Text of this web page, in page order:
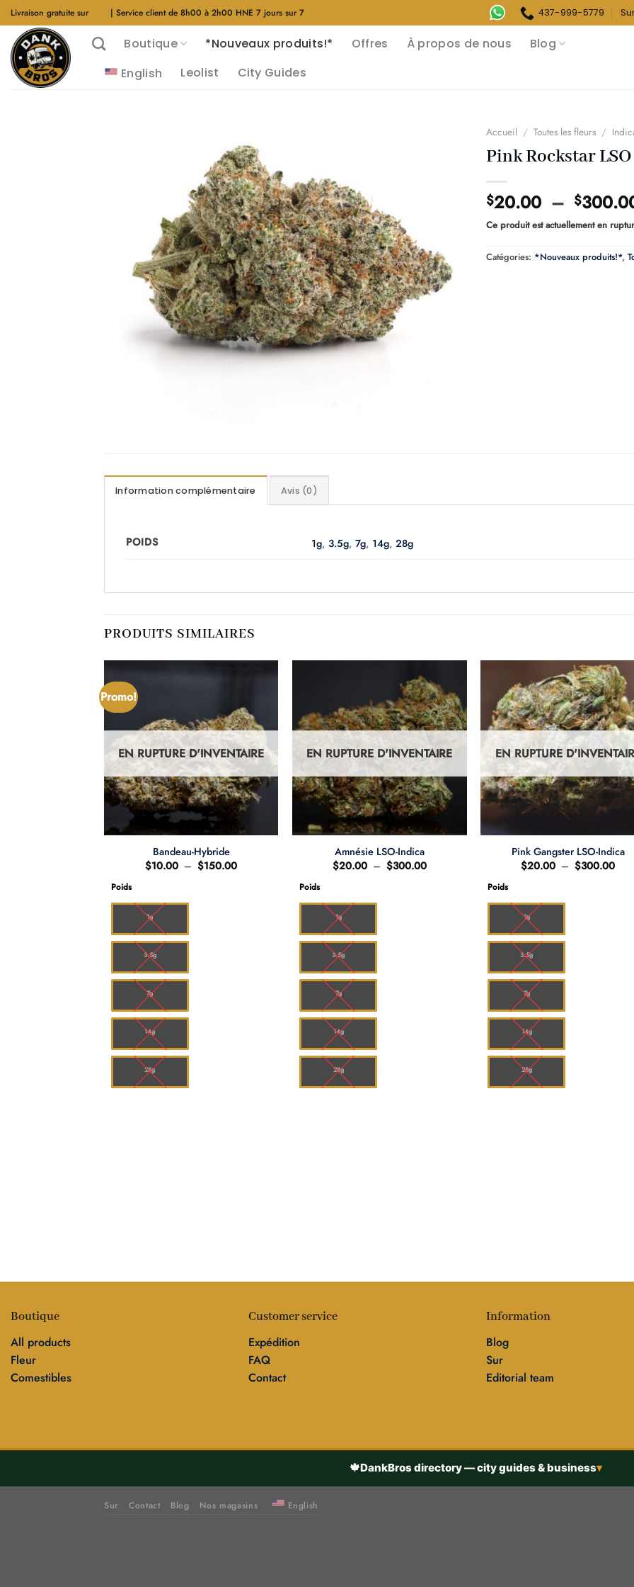
Aller
au
contenu
Livraison gratuite sur | Service client de 8h00 à 2h00 HNE 7 jours sur 7 437-999-5779
Boutique *Nouveaux produits!* Offres À propos de nous
Blog
English
Leolist City Guides
Accueil / Toutes les fleurs /
Pink Rockstar
$20.00 – $
Ce produit est actuellement en
Catégories: *Nouveaux produits!*,
Information complémentaire Avis (0)
POIDS 1g,3.5g,7g, 14g,28g
PRODUITS SIMILAIRES
Promo!
EN RUPTURE D'INVENTAIRE
Bandeau-Hybride
$10.00 – $150.00Plage
Poids
1g
3.5g
7g
14g
28g
EN RUPTURE D'INVENTAIRE
Amnésie LSO-Indica
$20.00 – $300.00Plage
Poids
1g
3.5g
7g
14g
28g
EN RUPTURE
Pink Gangster LSO-Indica
$20.00 – $300.00Plage
Poids
1g
3.5g
7g
14g
28g
Boutique
All products
Fleur
Comestibles
Customer service
Expédition
FAQ
Contact
Information
Blog
Sur
Editorial team
🍁DankBros directory — city guides & business▾
Sur Contact Blog Nos magasins English